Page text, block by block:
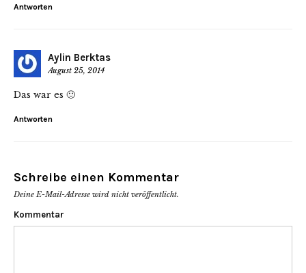
Antworten
Aylin Berktas
August 25, 2014
Das war es 🙂
Antworten
Schreibe einen Kommentar
Deine E-Mail-Adresse wird nicht veröffentlicht.
Kommentar